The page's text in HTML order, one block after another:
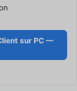
sur PC —